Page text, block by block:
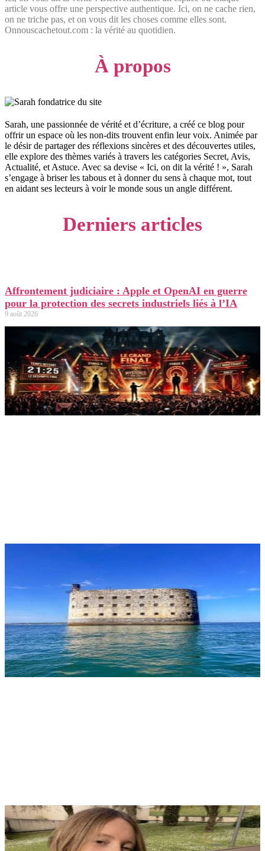
article vous offre une perspective authentique. Ici, on ne cache rien,
on ne triche pas, et on vous dit les choses comme elles sont.
Onnouscachetout.com : la vérité au quotidien.
À propos
Sarah, une passionnée de vérité et d’écriture, a créé ce blog pour
offrir un espace où les non-dits trouvent enfin leur voix. Animée par
le désir de partager des réflexions sincères et des découvertes utiles,
elle explore des thèmes variés à travers les catégories Secret, Avis,
Actualité, et Astuce. Avec sa devise « Ici, on dit la vérité ! », Sarah
s’engage à briser les tabous et à donner du sens à chaque mot, tout
en aidant ses lecteurs à voir le monde sous un angle différent.
Derniers articles
Affrontement judiciaire : Apple et OpenAI en guerre
pour la protection des secrets industriels liés à l’IA
9 août 2026